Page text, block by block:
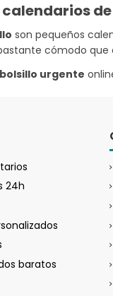
son pequeños
cómodo que
urgente
24h
baratos